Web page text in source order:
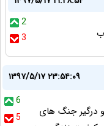
2
3
۱۳۹۷/۵/۱۷ ۲۳:۵۴:۰۹
6
5
درگیر جنگ های